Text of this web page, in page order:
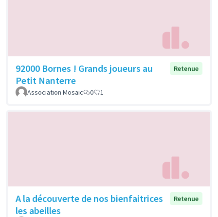
92000 Bornes ! Grands joueurs au
Petit Nanterre
Retenue
Association Mosaic 0 1
A la découverte de nos bienfaitrices
les abeilles
Retenue